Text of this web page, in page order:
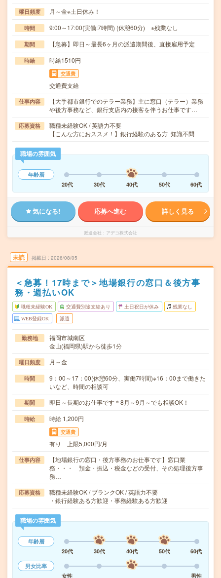
曜日頻度 月～金※土日休み！
時間 9:00～17:00(実働:7時間) (休憩60分) ※残業なし
期間 【急募】即日～最長6ヶ月の派遣期間後、直接雇用予定
時給 時給1510円
交通費
交通費支給
仕事内容
【大手都市銀行でのテラー業務】主に窓口（テラー）業務
や後方事務など、銀行支店内の接客を伴うお仕事です…
応募資格
職種未経験OK / 英語力不要
【こんな方におススメ！】銀行経験のある方 知識不問
職場の雰囲気
年齢層
20代
30代 40代 50代 60代
気になる! 応募へ進む 詳しく見る
派遣会社 アデコ株式会社
未読 掲載日 2026/08/05
＜急募！17時まで＞地場銀行の窓口＆後方事
務・週払いOK
職種未経験OK 交通費別途支給あり 土日祝日が休み 残業なし
WEB登録OK 派遣
勤務地
福岡市城南区
金山(福岡県)駅から徒歩1分
曜日頻度 月～金
時間
9：00～17：00(休憩60分、実働7時間)※16：00まで働きた
いなど、時間の相談可
期間 即日～長期のお仕事です＊8月～9月～でも相談OK！
時給 時給 1,200円
交通費
有り 上限5,000円/月
仕事内容
【地場銀行の窓口・後方事務のお仕事です】窓口業
務・・・ 預金・振込・税金などの受付、その処理後方事
務…
応募資格
職種未経験OK / ブランクOK / 英語力不要
・銀行経験ある方歓迎・事務経験ある方歓迎
職場の雰囲気
年齢層
20代
30代 40代 50代
60代
男女比率
女性
男性